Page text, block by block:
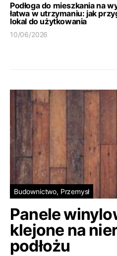
Podłoga do mieszkania na
łatwa w utrzymaniu: jak
lokal do użytkowania
10/06/2026
Budownictwo, Przemysł
Panele
klejone na
podłożu